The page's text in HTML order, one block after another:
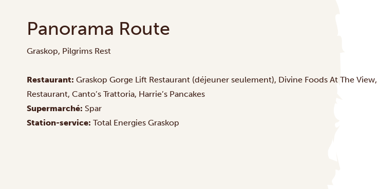
Panorama Route
Graskop, Pilgrims Rest
Restaurant: Graskop Gorge Lift Restaurant (déjeuner seulement), Divine Foods At The View,
Restaurant, Canto’s Trattoria, Harrie’s Pancakes
Supermarché: Spar
Station-service: Total Energies Graskop